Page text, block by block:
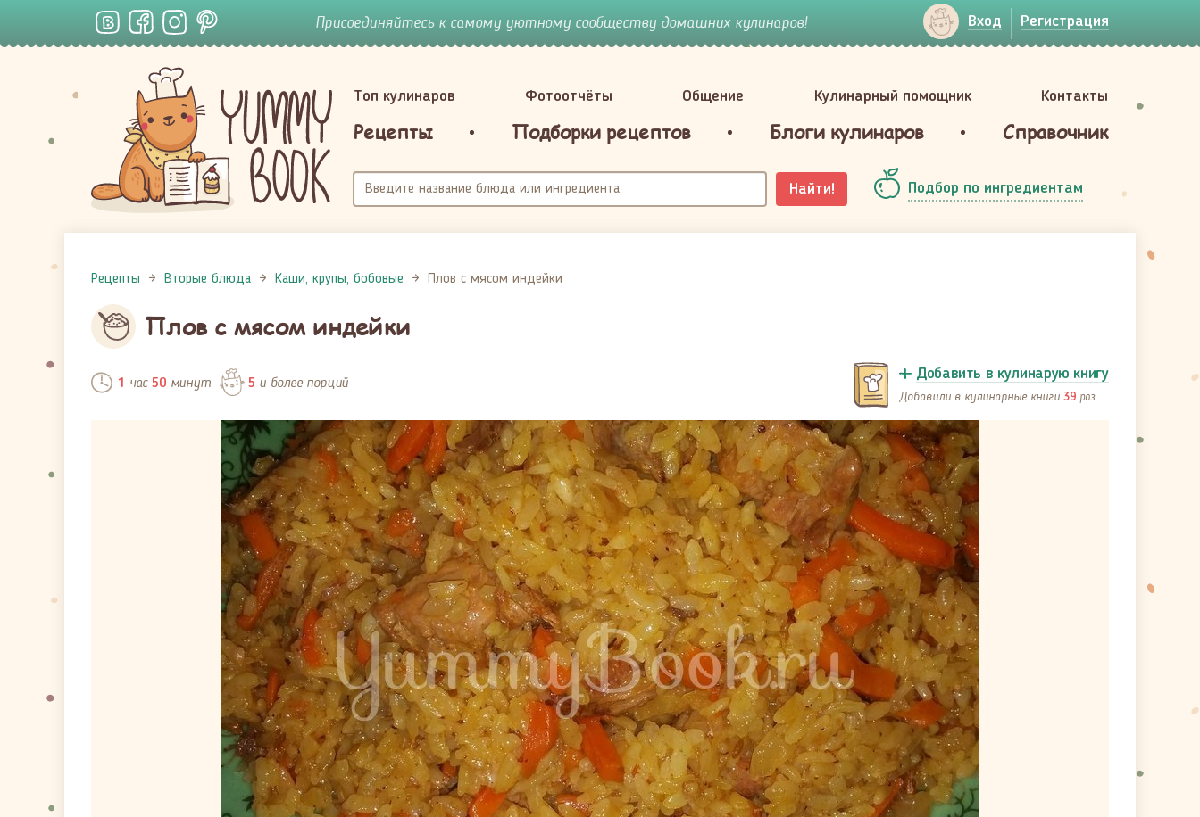
Присоединяйтесь к самому уютному сообществу домашних кулинаров! Вход Регистрация
Топ кулинаров Фотоотчёты Общение Кулинарный помощник Контакты
Рецепты Подборки рецептов Блоги кулинаров Справочник
Найти! Подбор по ингредиентам
Рецепты Вторые блюда Каши, крупы, бобовые Плов с мясом индейки
Плов с мясом индейки
1 час50минут 5 и более порций Добавить в кулинарую книгу
Добавили в кулинарные книги 39 раз